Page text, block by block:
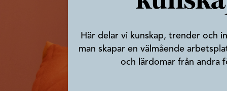
Här delar vi kunskap, trender och
man skapar en välmående
och lärdomar från andra